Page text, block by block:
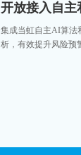
开放接入自
集成当虹自主AI算法
析，有效提升风险预